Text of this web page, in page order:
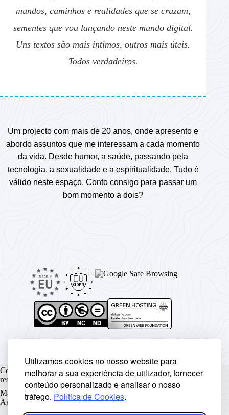
Utilizamos cookies no nosso website para
melhorar a sua experiência de utilizador, fornecer
conteúdo personalizado e analisar o nosso
tráfego. Política de Cookies.
mundos, caminhos e realidades que se cruzam,
sementes que vou lançando neste mundo digital.
Uns textos são mais íntimos, outros mais úteis.
Todos verdadeiros.
Um projecto com mais de 20 anos, onde apresento e
abordo assuntos que me interessam a cada momento
da vida. Desde humor, a saúde, passando pela
tecnologia, a sexualidade e a espiritualidade. Tudo é
válido neste espaço. Conto consigo para passar um
bom momento a dois?
Copyright © Rickyunic World® 2004 - 2026 | Todos os direitos
reservados.
Made with ♥ by Rickyunic . Crafted with care by
Agency .